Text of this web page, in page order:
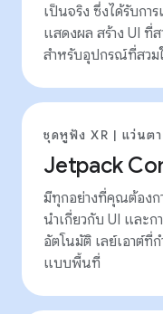
เป็นจริง ซึ่งได้รับกา
แสดงผล สร้าง UI ที่
สำหรับอุปกรณ์ที่สวม
ชุดหูฟัง XR | แว่นต
Jetpack
มีทุกอย่างที่คุณต้องก
นําเกี่ยวกับ UI และก
อัตโนมัติ เลย์เอาต์ที่
แบบพื้นที่